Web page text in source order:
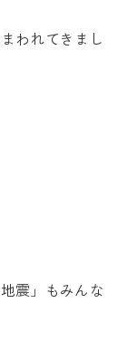
われてきまし
震」もみんな